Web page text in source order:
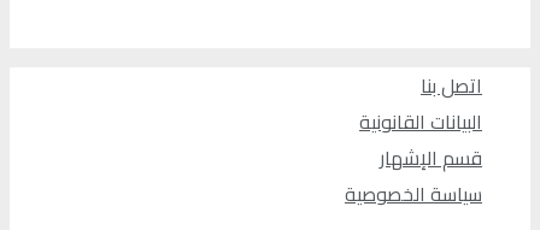
اتصل بنا
البيانات القانونية
قسم الإشهار
سياسة الخصوصية